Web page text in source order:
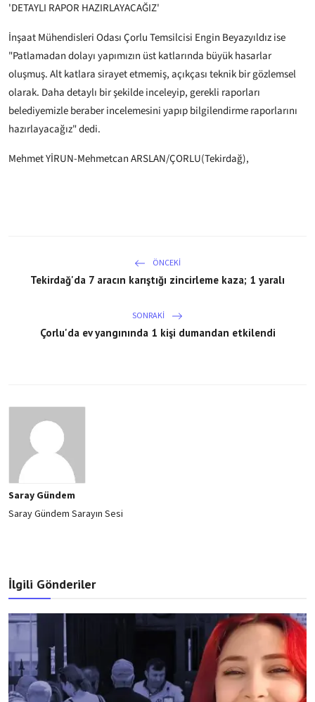
'DETAYLI RAPOR HAZIRLAYACAĞIZ'
İnşaat Mühendisleri Odası Çorlu Temsilcisi Engin Beyazyıldız ise
"Patlamadan dolayı yapımızın üst katlarında büyük hasarlar
oluşmuş. Alt katlara sirayet etmemiş, açıkçası teknik bir gözlemsel
olarak. Daha detaylı bir şekilde inceleyip, gerekli raporları
belediyemizle beraber incelemesini yapıp bilgilendirme raporlarını
hazırlayacağız" dedi.
Mehmet YİRUN-Mehmetcan ARSLAN/ÇORLU(Tekirdağ),
ÖNCEKI
Tekirdağ'da 7 aracın karıştığı zincirleme kaza; 1 yaralı
SONRAKI
Çorlu'da ev yangınında 1 kişi dumandan etkilendi
Saray Gündem
Saray Gündem Sarayın Sesi
İlgili Gönderiler